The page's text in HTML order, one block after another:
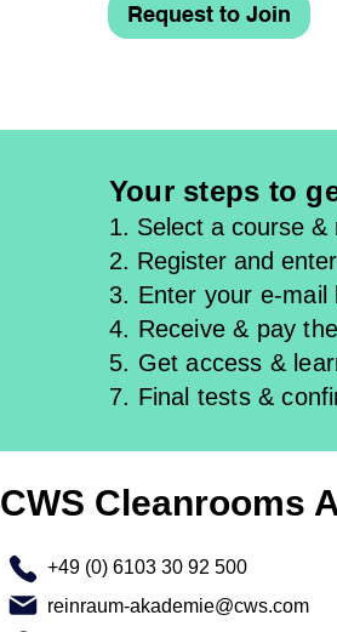
Request to Join
Your steps to
1. Select a course &
2. Register and
3. Enter your e-mail
4. Receive & pay
5. Get access & l
7. Final tests &
CWS Cleanrooms
+49 (0) 6103 30 92 500
reinraum-akademie@cws.com